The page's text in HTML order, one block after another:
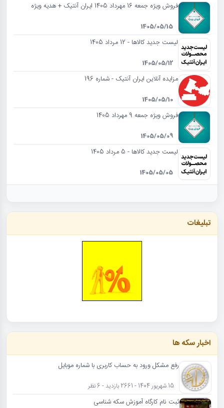
فروش ویژه جمعه 16 مهرداد 1405 ایران آنتیک + هدیه ویژه
1405/05/15
لیست جدید کالاها - 12 مرداد 1405
1405/05/12
مزایده آنلاین ایران آنتیک - شماره 196
1405/05/10
فروش ویژه جمعه 9 مهرداد 1405
1405/05/09
لیست جدید کالاها - 5 مرداد 1405
1405/05/05
تبلیغات
اخبار سکه ها
رفع مشکل ورود به حساب کاربری با شماره موبایل
15 شهریور 1404 - 2661 بازدید - 6 نظر
ثبت نام کارگاه آموزش سکه شناسی